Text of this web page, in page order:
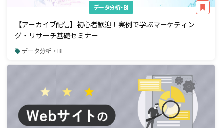
データ分析・BI
【アーカイブ配信】初心者歓迎！実例で学ぶマーケティン
グ・リサーチ基礎セミナー
データ分析・BI